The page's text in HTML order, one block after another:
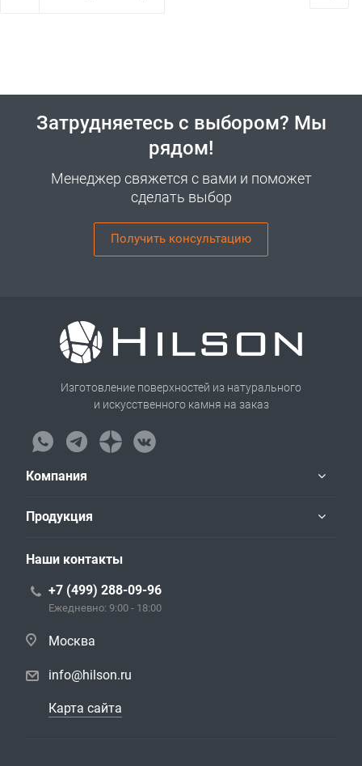
Затрудняетесь с выбором? Мы
рядом!
Менеджер свяжется с вами и поможет
сделать выбор
Получить консультацию
Изготовление поверхностей из натурального
и искусственного камня на заказ
Компания
Продукция
Наши контакты
+7 (499) 288-09-96
Ежедневно: 9:00 - 18:00
Москва
info@hilson.ru
Карта сайта